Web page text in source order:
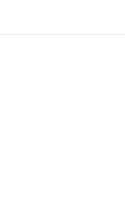
всего ±20fs² при
способность при